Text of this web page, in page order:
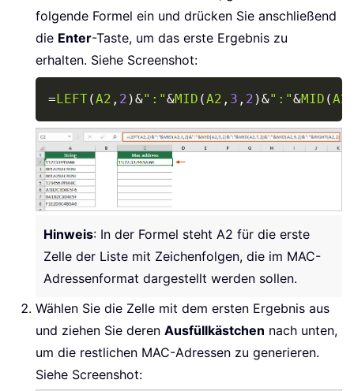
folgende Formel ein und drücken Sie anschließend
die Enter-Taste, um das erste Ergebnis zu
erhalten. Siehe Screenshot:
= LEFT(A2 , 2 )&":"&MID (A2 , 3 , 2 )&":"&MID (A2
Copy
Hinweis: In der Formel steht A2 für die erste
Zelle der Liste mit Zeichenfolgen, die im MAC-
Adressenformat dargestellt werden sollen.
Wählen Sie die Zelle mit dem ersten Ergebnis aus
und ziehen Sie deren Ausfüllkästchen nach unten,
um die restlichen MAC-Adressen zu generieren.
Siehe Screenshot: